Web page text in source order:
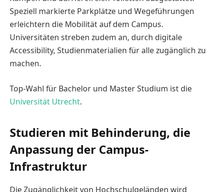
Speziell markierte Parkplätze und Wegeführungen
erleichtern die Mobilität auf dem Campus.
Universitäten streben zudem an, durch digitale
Accessibility, Studienmaterialien für alle zugänglich zu
machen.
Top-Wahl für Bachelor und Master Studium ist die
Universität Utrecht.
Studieren mit Behinderung, die
Anpassung der Campus-
Infrastruktur
Die Zugänglichkeit von Hochschulgeländen wird